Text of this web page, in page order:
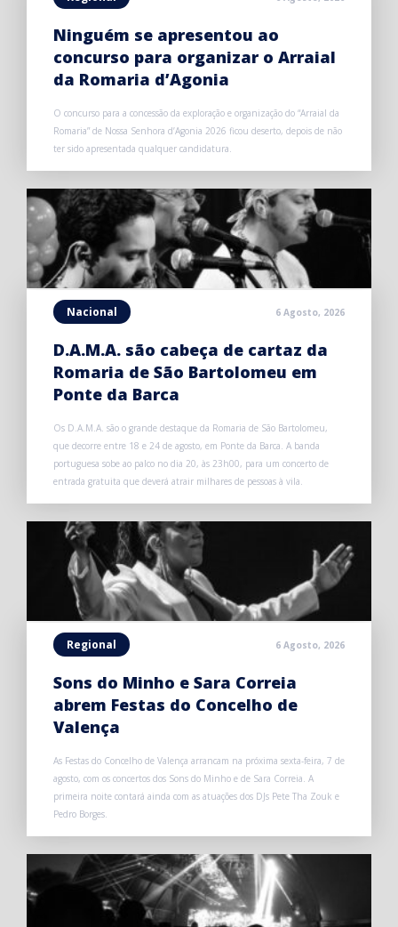
Ninguém se apresentou ao
concurso para organizar o Arraial
da Romaria d’Agonia
O concurso para a concessão da exploração e organização do “Arraial da
Romaria” de Nossa Senhora d’Agonia 2026 ficou deserto, depois de não
ter sido apresentada qualquer candidatura.
Nacional 6 Agosto, 2026
D.A.M.A. são cabeça de cartaz da
Romaria de São Bartolomeu em
Ponte da Barca
Os D.A.M.A. são o grande destaque da Romaria de São Bartolomeu,
que decorre entre 18 e 24 de agosto, em Ponte da Barca. A banda
portuguesa sobe ao palco no dia 20, às 23h00, para um concerto de
entrada gratuita que deverá atrair milhares de pessoas à vila.
Regional 6 Agosto, 2026
Sons do Minho e Sara Correia
abrem Festas do Concelho de
Valença
As Festas do Concelho de Valença arrancam na próxima sexta-feira, 7 de
agosto, com os concertos dos Sons do Minho e de Sara Correia. A
primeira noite contará ainda com as atuações dos DJs Pete Tha Zouk e
Pedro Borges.